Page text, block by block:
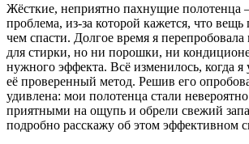
Жёсткие, неприятно пахнущие полотенца
проблема, из-за которой кажется, что
чем спасти. Долгое время я перепробовала
для стирки, но ни порошки, ни
нужного эффекта. Всё изменилось, когда я
её проверенный метод. Решив его
удивлена: мои полотенца стали
приятными на ощупь и обрели свежий
подробно расскажу об этом эффективном